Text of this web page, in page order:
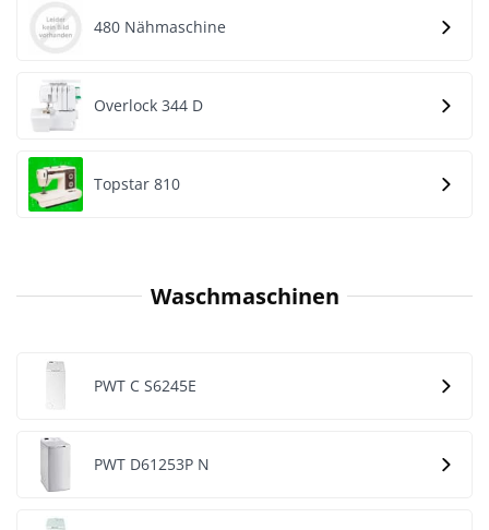
480 Nähmaschine
Overlock 344 D
Topstar 810
Waschmaschinen
PWT C S6245E
PWT D61253P N